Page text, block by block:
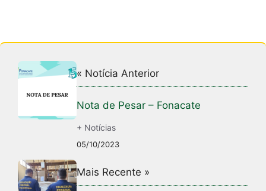
« Notícia Anterior
Nota de Pesar – Fonacate
+ Notícias
05/10/2023
Mais Recente »